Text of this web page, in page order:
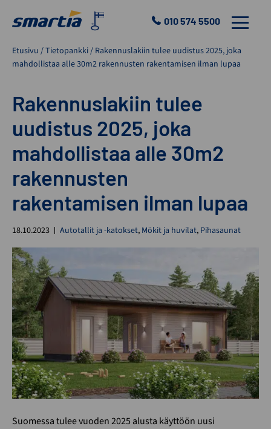
Oy
010 574 5500 VALIKKO
Etusivu /Tietopankki/ Rakennuslakiin tulee uudistus 2025, joka
mahdollistaa alle 30m2 rakennusten rakentamisen ilman lupaa
Rakennuslakiin tulee
uudistus 2025, joka
mahdollistaa alle 30m2
rakennusten
rakentamisen ilman lupaa
18.10.2023 Autotallit ja -katokset, Mökit ja huvilat, Pihasaunat
Suomessa tulee vuoden 2025 alusta käyttöön uusi